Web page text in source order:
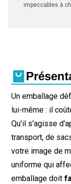
impeccables à
Un emballage
lui-même : il
Qu'il s'agisse
transport, de
votre image de
uniforme qui
emballage doit